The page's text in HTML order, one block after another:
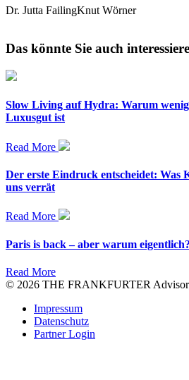
Dr. Jutta FailingKnut Wörner
Das könnte Sie auch
Slow Living auf Hydra: Warum
Luxusgut ist
Read More
Der erste Eindruck entscheidet: Was
uns verrät
Read More
Paris is back – aber warum eigentlich?
Read More
© 2026 THE FRANKFURTER
Impressum
Datenschutz
Partner Login